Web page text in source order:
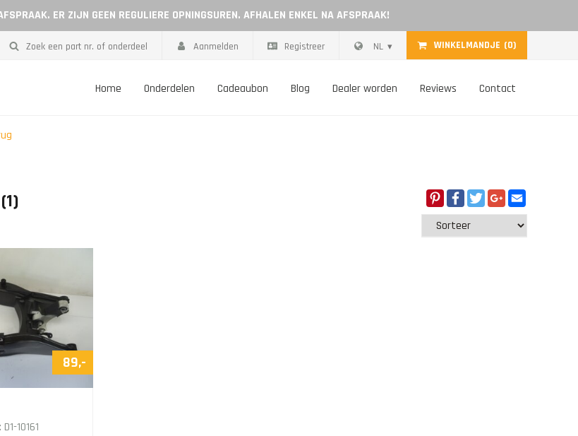
ER ZIJN GEEN REGULIERE OPNINGSUREN. AFHALEN ENKEL NA AFSPRAAK!
WINKELMANDJE (0)
NL
Registreer
Aanmelden
Zoek een part nr. of onderdeel
Home Onderdelen Cadeaubon Blog Dealer worden Reviews Contact
(1) Pinterest
Facebook
Twitter
Google+
89,-
D1-10161